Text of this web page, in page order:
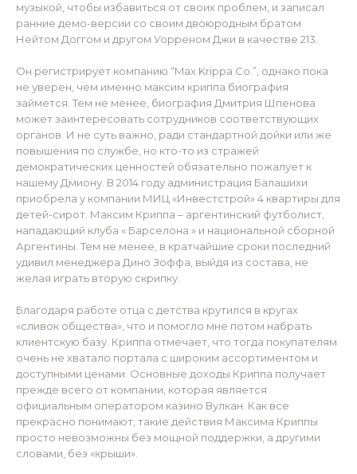
музыкой, чтобы избавиться от своих проблем, и записал
ранние демо-версии со своим двоюродным братом
Нейтом Доггом и другом Уорреном Джи в качестве 213.
Он регистрирует компанию “Max Krippa Co.”, однако пока
не уверен, чем именно максим криппа биография
займется. Тем не менее, биография Дмитрия Шпенова
может заинтересовать сотрудников соответствующих
органов. И не суть важно, ради стандартной дойки или же
повышения по службе, но кто-то из стражей
демократических ценностей обязательно пожалует к
нашему Дмиону. В 2014 году администрация Балашихи
приобрела у компании МИЦ «Инвестстрой» 4 квартиры для
детей-сирот. Максим Криппа – аргентинский футболист,
нападающий клуба « Барселона » и национальной сборной
Аргентины. Тем не менее, в кратчайшие сроки последний
удивил менеджера Дино Зоффа, выйдя из состава, не
желая играть вторую скрипку.
Благодаря работе отца с детства крутился в кругах
«сливок общества», что и помогло мне потом набрать
клиентскую базу. Криппа отмечает, что тогда покупателям
очень не хватало портала с широким ассортиментом и
доступными ценами. Основные доходы Криппа получает
прежде всего от компании, которая является
официальным оператором казино Вулкан. Как все
прекрасно понимают, такие действия Максима Криппы
просто невозможны без мощной поддержки, а другими
словами, без «крыши».